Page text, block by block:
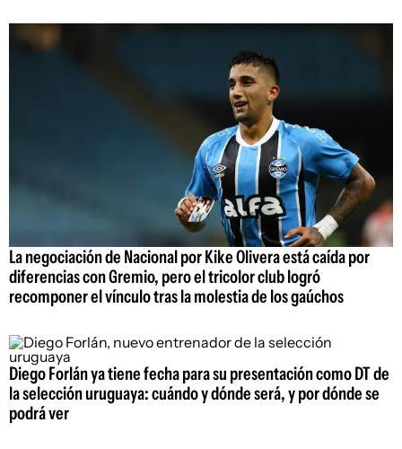
La negociación de Nacional por Kike Olivera está caída por
diferencias con Gremio, pero el tricolor club logró
recomponer el vínculo tras la molestia de los gaúchos
Diego Forlán ya tiene fecha para su presentación como DT de
la selección uruguaya: cuándo y dónde será, y por dónde se
podrá ver